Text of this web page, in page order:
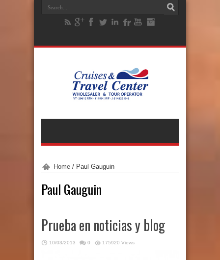
Home / Paul Gauguin
Paul Gauguin
Prueba en noticias y blog
10/03/2013 0 175920 Views